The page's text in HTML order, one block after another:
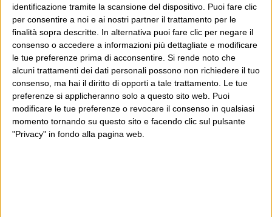
identificazione tramite la scansione del dispositivo. Puoi fare clic
per consentire a noi e ai nostri partner il trattamento per le
finalità sopra descritte. In alternativa puoi fare clic per negare il
consenso o accedere a informazioni più dettagliate e modificare
le tue preferenze prima di acconsentire. Si rende noto che
alcuni trattamenti dei dati personali possono non richiedere il tuo
consenso, ma hai il diritto di opporti a tale trattamento. Le tue
preferenze si applicheranno solo a questo sito web. Puoi
modificare le tue preferenze o revocare il consenso in qualsiasi
momento tornando su questo sito e facendo clic sul pulsante
"Privacy" in fondo alla pagina web.